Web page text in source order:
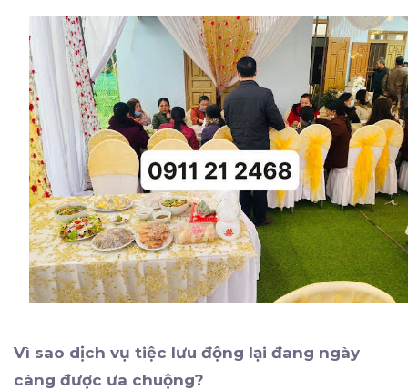
Vì sao dịch vụ tiệc lưu động lại đang ngày
càng được ưa chuộng?